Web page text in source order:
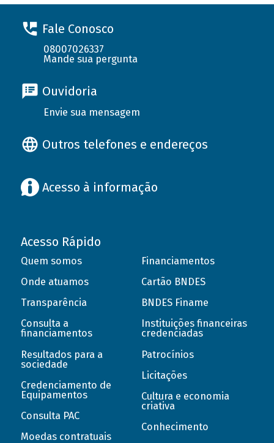
Fale Conosco
08007026337
Mande sua pergunta
Ouvidoria
Envie sua mensagem
Outros telefones e endereços
Acesso à informação
Acesso Rápido
Quem somos
Onde atuamos
Transparência
Consulta a
financiamentos
Resultados para a
sociedade
Credenciamento de
Equipamentos
Consulta PAC
Moedas contratuais
Financiamentos
Cartão BNDES
BNDES Finame
Instituições financeiras
credenciadas
Patrocínios
Licitações
Cultura e economia
criativa
Conhecimento